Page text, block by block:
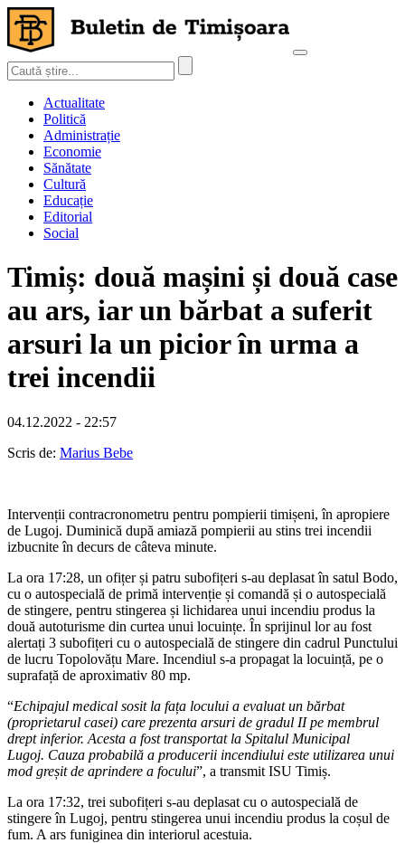
Actualitate
Politică
Administrație
Economie
Sănătate
Cultură
Educație
Editorial
Social
Timiș: două mașini și două case
au ars, iar un bărbat a suferit
arsuri la un picior în urma a
trei incendii
04.12.2022 - 22:57
Scris de: Marius Bebe
Intervenții contracronometru pentru pompierii timișeni, în apropiere
de Lugoj. Duminică după amiază pompierii au stins trei incendii
izbucnite în decurs de câteva minute.
La ora 17:28, un ofițer și patru subofițeri s-au deplasat în satul Bodo,
cu o autospecială de primă intervenție și comandă și o autospecială
de stingere, pentru stingerea și lichidarea unui incendiu produs la
două autoturisme din curtea unui locuințe. În sprijinul lor au fost
alertați 3 subofițeri cu o autospecială de stingere din cadrul Punctului
de lucru Topolovățu Mare. Incendiul s-a propagat la locuință, pe o
suprafață de aproximativ 80 mp.
“Echipajul medical sosit la fața locului a evaluat un bărbat
(proprietarul casei) care prezenta arsuri de gradul II pe membrul
drept inferior. Acesta a fost transportat la Spitalul Municipal
Lugoj. Cauza probabilă a producerii incendiului este utilizarea unui
mod greșit de aprindere a focului”, a transmit ISU Timiș.
La ora 17:32, trei subofițeri s-au deplasat cu o autospecială de
stingere în Lugoj, pentru stingerea unui incendiu produs la coșul de
fum. A ars funiginea din interiorul acestuia.